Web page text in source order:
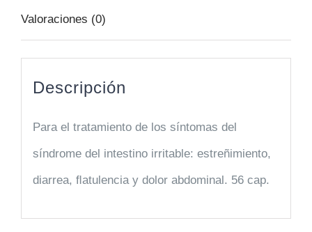
Valoraciones (0)
Descripción
Para el tratamiento de los síntomas del
síndrome del intestino irritable: estreñimiento,
diarrea, ﬂatulencia y dolor abdominal. 56 cap.